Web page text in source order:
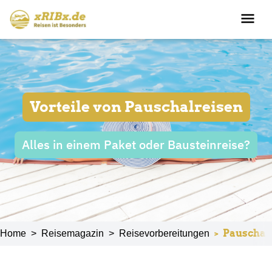
Vorteile von Pauschalreisen
Alles in einem Paket oder Bausteinreise?
Home > Reisemagazin > Reisevorbereitungen >